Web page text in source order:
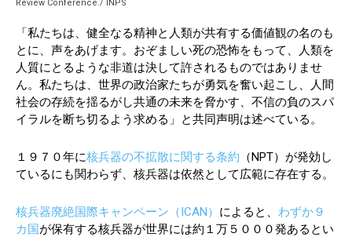
Review Conference./ INPS
「私たちは、健全なる精神と人類が共有する価値観の名のも
とに、声をあげます。おぞましい死の恐怖をもって、人類を
人質にとるような非道は決して許されるものではありませ
ん。私たちは、世界の政治家たちが勇気を奮い起こし、人間
社会の存続を揺るがし共通の未来を脅かす、不信の負のスパ
イラルを断ち切るよう求める」と共同声明は述べている。
１９７０年に核兵器の不拡散に関する条約 （NPT）が発効し
ているにも関わらず、核兵器は依然として広範に存在する。
核兵器廃絶国際キャンペーン（ICAN） によると、 わずか９
カ国が保有する核兵器が世界には約１万５０００発あるとい